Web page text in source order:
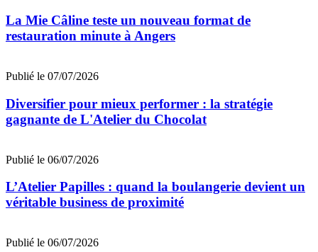
La Mie Câline teste un nouveau format de
restauration minute à Angers
Publié le 07/07/2026
Diversifier pour mieux performer : la stratégie
gagnante de L'Atelier du Chocolat
Publié le 06/07/2026
L’Atelier Papilles : quand la boulangerie devient un
véritable business de proximité
Publié le 06/07/2026